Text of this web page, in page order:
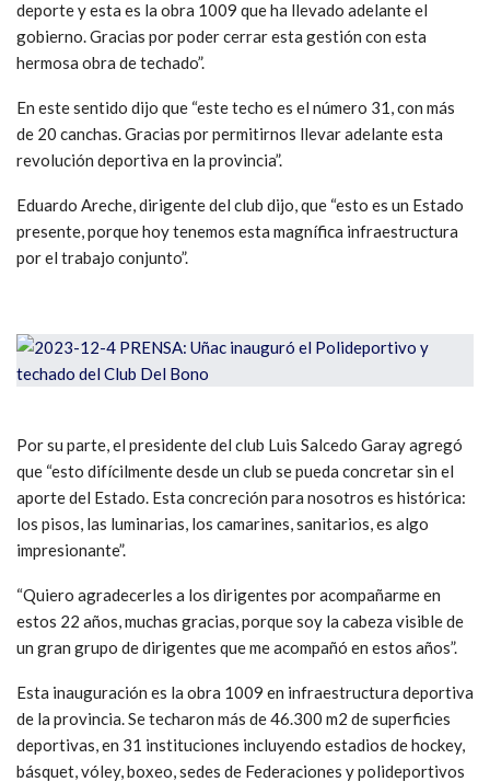
deporte y esta es la obra 1009 que ha llevado adelante el
gobierno. Gracias por poder cerrar esta gestión con esta
hermosa obra de techado”.
En este sentido dijo que “este techo es el número 31, con más
de 20 canchas. Gracias por permitirnos llevar adelante esta
revolución deportiva en la provincia”.
Eduardo Areche, dirigente del club dijo, que “esto es un Estado
presente, porque hoy tenemos esta magnífica infraestructura
por el trabajo conjunto”.
Por su parte, el presidente del club Luis Salcedo Garay agregó
que “esto difícilmente desde un club se pueda concretar sin el
aporte del Estado. Esta concreción para nosotros es histórica:
los pisos, las luminarias, los camarines, sanitarios, es algo
impresionante”.
“Quiero agradecerles a los dirigentes por acompañarme en
estos 22 años, muchas gracias, porque soy la cabeza visible de
un gran grupo de dirigentes que me acompañó en estos años”.
Esta inauguración es la obra 1009 en infraestructura deportiva
de la provincia. Se techaron más de 46.300 m2 de superficies
deportivas, en 31 instituciones incluyendo estadios de hockey,
básquet, vóley, boxeo, sedes de Federaciones y polideportivos